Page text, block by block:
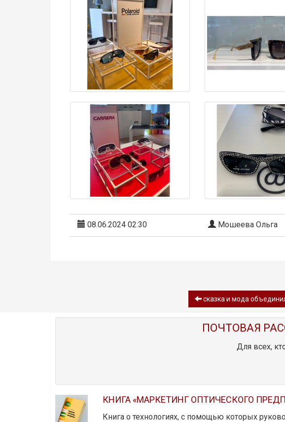
08.06.2024 02:30 Мошеева Ольга
сказка и мода
ПОЧТОВАЯ
Для всех,
КНИГА «МАРКЕТИНГ ОПТИЧЕСКОГО
Книга о технологиях, с помощью которых